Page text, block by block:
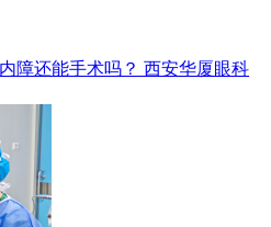
障还能手术吗？ 西安华厦眼科